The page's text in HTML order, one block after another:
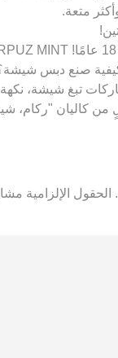
متعة.
صنع دبس
تبغ شيشة،
من كاليان "ركام،
الحقول الإلزامية